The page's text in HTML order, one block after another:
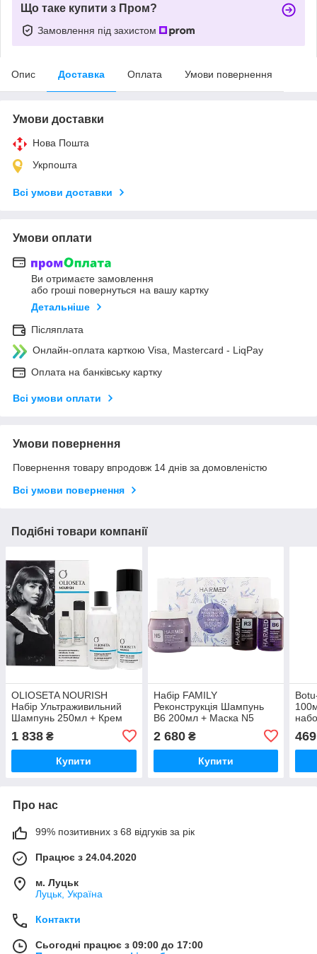
Що таке купити з Пром?
Замовлення під захистом
Опис Доставка Оплата Умови повернення
Умови доставки
Нова Пошта
Укрпошта
Всі умови доставки
Умови оплати
Ви отримаєте замовлення
або гроші повернуться на вашу картку
Детальніше
Післяплата
Онлайн-оплата карткою Visa, Mastercard - LiqPay
Оплата на банківську картку
Всі умови оплати
Умови повернення
Повернення товару впродовж 14 днів за домовленістю
Всі умови повернення
Подібні товари компанії
OLIOSETA NOURISH
Набір Ультраживильний
Шампунь 250мл + Крем
набор
1 838 ₴
Купити
Набір FAMILY
Реконструкція Шампунь
B6 200мл + Маска N5
250мл + Флюїд R3 100мл
набор
2 680₴
Купити
469
Про нас
99% позитивних з 68 відгуків за рік
Працює з 24.04.2020
м. Луцьк
Луцьк, Україна
Контакти
Сьогодні працює з 09:00 до 17:00